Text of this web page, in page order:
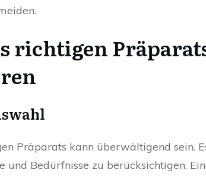
richtigen
Präparats kann überwältigend sein.
und Bedürfnisse zu berücksichtigen.